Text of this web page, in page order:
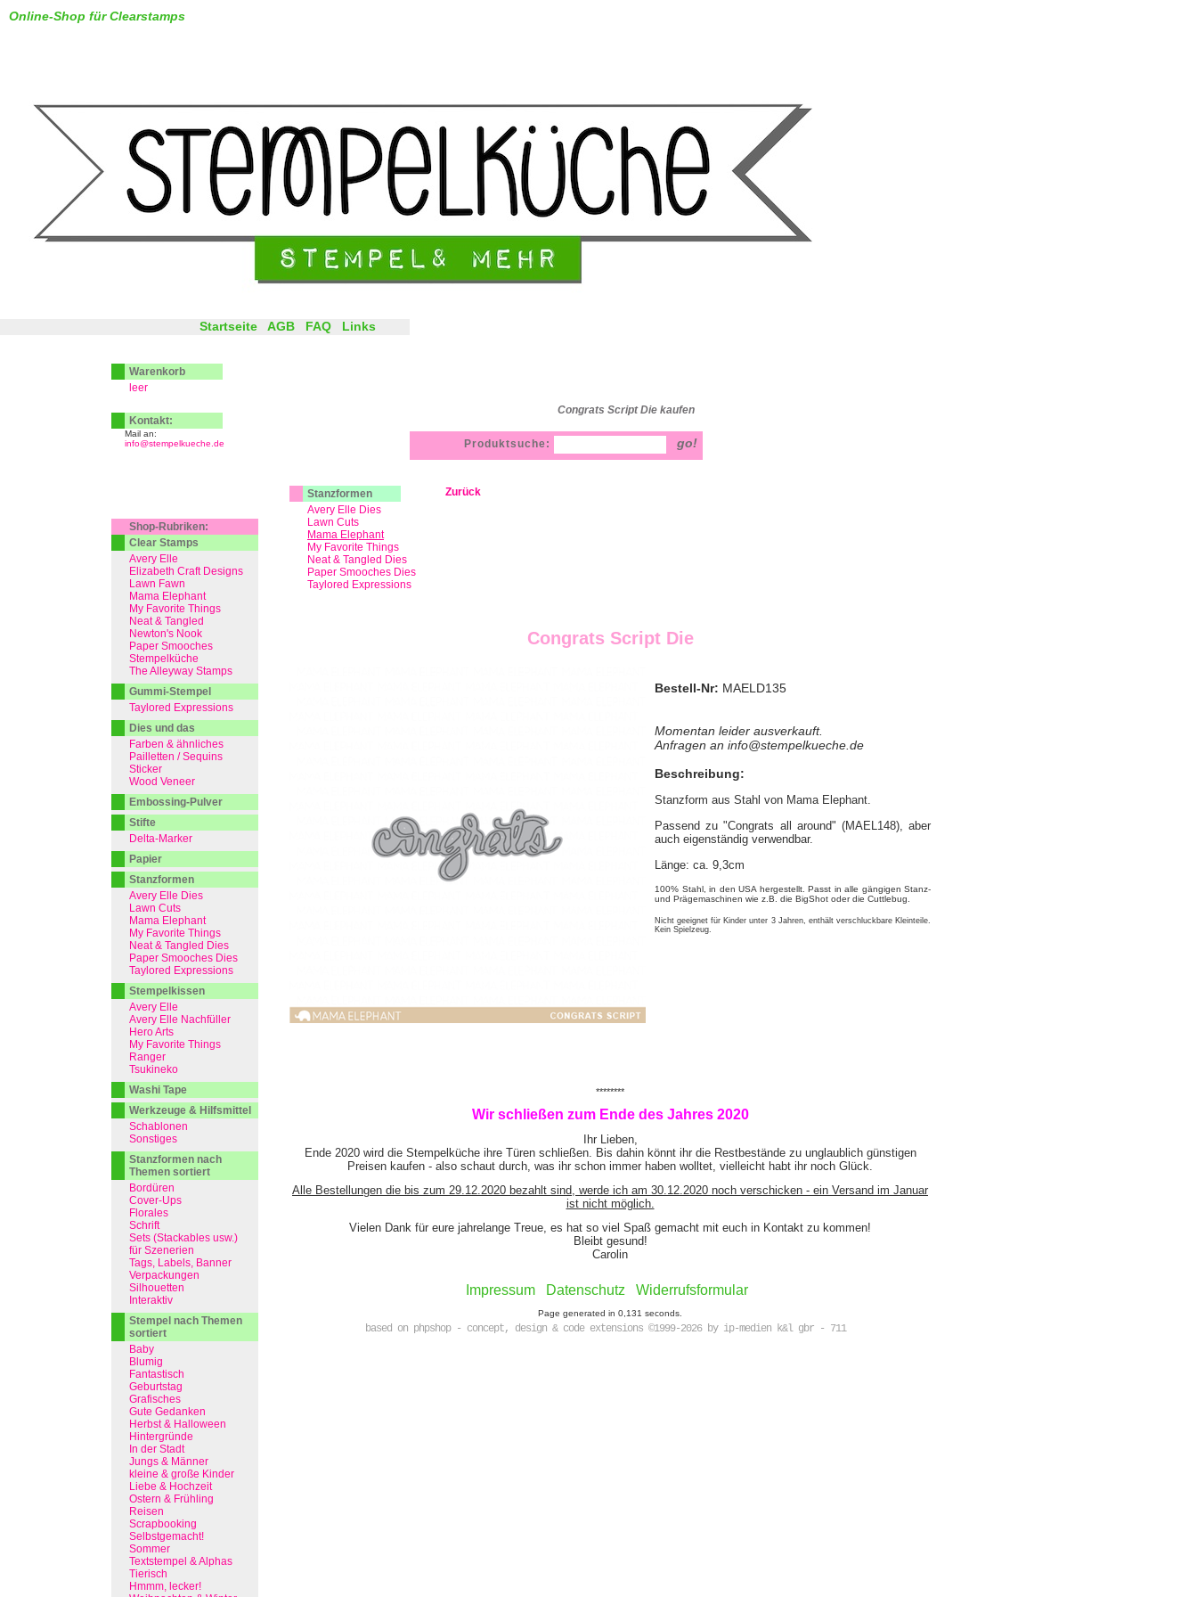
Congrats Script Die kaufen
Online-Shop für Clearstamps
Stanzformen
Avery Elle Dies
Lawn Cuts
Mama Elephant
My Favorite Things
Neat & Tangled Dies
Paper Smooches Dies
Taylored Expressions
Zurück
Congrats Script Die
Bestell-Nr: MAELD135
Momentan leider ausverkauft.
Anfragen an info@stempelkueche.de
Beschreibung:
Stanzform aus Stahl von Mama Elephant.
Passend zu "Congrats all around" (MAEL148), aber
auch eigenständig verwendbar.
Länge: ca. 9,3cm
100% Stahl, in den USA hergestellt. Passt in alle gängigen Stanz-
und Prägemaschinen wie z.B. die BigShot oder die Cuttlebug.
Nicht geeignet für Kinder unter 3 Jahren, enthält verschluckbare Kleinteile.
Kein Spielzeug.
********
Wir schließen zum Ende des Jahres 2020
Ihr Lieben,
Ende 2020 wird die Stempelküche ihre Türen schließen. Bis dahin könnt ihr die Restbestände zu unglaublich günstigen
Preisen kaufen - also schaut durch, was ihr schon immer haben wolltet, vielleicht habt ihr noch Glück.
Alle Bestellungen die bis zum 29.12.2020 bezahlt sind, werde ich am 30.12.2020 noch verschicken - ein Versand im Januar
ist nicht möglich.
Vielen Dank für eure jahrelange Treue, es hat so viel Spaß gemacht mit euch in Kontakt zu kommen!
Bleibt gesund!
Carolin
Impressum Datenschutz Widerrufsformular
Page generated in 0,131 seconds.
based on phpshop - concept, design & code extensions ©1999-2026 by ip-medien k&l gbr - 711
Startseite AGB FAQ Links
Produktsuche:
Warenkorb
leer
Kontakt:
Mail an:
info@stempelkueche.de
Shop-Rubriken:
Clear Stamps
Avery Elle
Elizabeth Craft Designs
Lawn Fawn
Mama Elephant
My Favorite Things
Neat & Tangled
Newton's Nook
Paper Smooches
Stempelküche
The Alleyway Stamps
Gummi-Stempel
Taylored Expressions
Dies und das
Farben & ähnliches
Pailletten / Sequins
Sticker
Wood Veneer
Embossing-Pulver
Stifte
Delta-Marker
Papier
Stanzformen
Avery Elle Dies
Lawn Cuts
Mama Elephant
My Favorite Things
Neat & Tangled Dies
Paper Smooches Dies
Taylored Expressions
Stempelkissen
Avery Elle
Avery Elle Nachfüller
Hero Arts
My Favorite Things
Ranger
Tsukineko
Washi Tape
Werkzeuge & Hilfsmittel
Schablonen
Sonstiges
Stanzformen nach
Themen sortiert
Bordüren
Cover-Ups
Florales
Schrift
Sets (Stackables usw.)
für Szenerien
Tags, Labels, Banner
Verpackungen
Silhouetten
Interaktiv
Stempel nach Themen
sortiert
Baby
Blumig
Fantastisch
Geburtstag
Grafisches
Gute Gedanken
Herbst & Halloween
Hintergründe
In der Stadt
Jungs & Männer
kleine & große Kinder
Liebe & Hochzeit
Ostern & Frühling
Reisen
Scrapbooking
Selbstgemacht!
Sommer
Textstempel & Alphas
Tierisch
Hmmm, lecker!